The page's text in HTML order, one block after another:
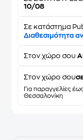
10/08
Σε κατάστημα
Διαθεσιμότητα
Στον χώρο σου
Στον χώρο σου
Για παραγγελίες
Θεσσαλονίκη